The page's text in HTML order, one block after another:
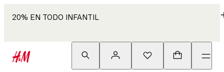
20% EN TODO INFANTIL